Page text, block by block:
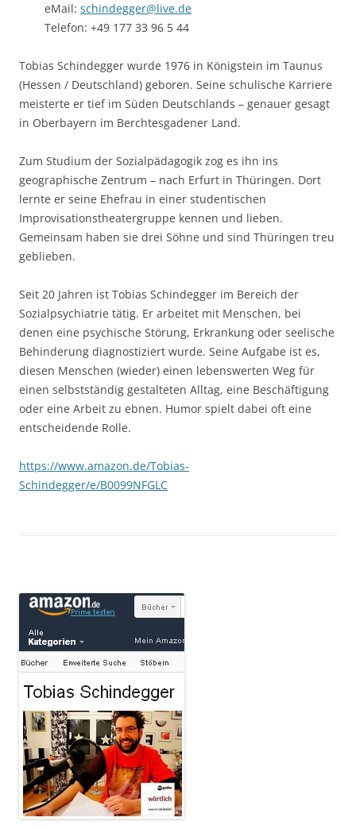
eMail: schindegger@live.de
Telefon: +49 177 33 96 5 44
Tobias Schindegger wurde 1976 in Königstein im Taunus
(Hessen / Deutschland) geboren. Seine schulische Karriere
meisterte er tief im Süden Deutschlands – genauer gesagt
in Oberbayern im Berchtesgadener Land.
Zum Studium der Sozialpädagogik zog es ihn ins
geographische Zentrum – nach Erfurt in Thüringen. Dort
lernte er seine Ehefrau in einer studentischen
Improvisationstheatergruppe kennen und lieben.
Gemeinsam haben sie drei Söhne und sind Thüringen treu
geblieben.
Seit 20 Jahren ist Tobias Schindegger im Bereich der
Sozialpsychiatrie tätig. Er arbeitet mit Menschen, bei
denen eine psychische Störung, Erkrankung oder seelische
Behinderung diagnostiziert wurde. Seine Aufgabe ist es,
diesen Menschen (wieder) einen lebenswerten Weg für
einen selbstständig gestalteten Alltag, eine Beschäftigung
oder eine Arbeit zu ebnen. Humor spielt dabei oft eine
entscheidende Rolle.
https://www.amazon.de/Tobias-
Schindegger/e/B0099NFGLC